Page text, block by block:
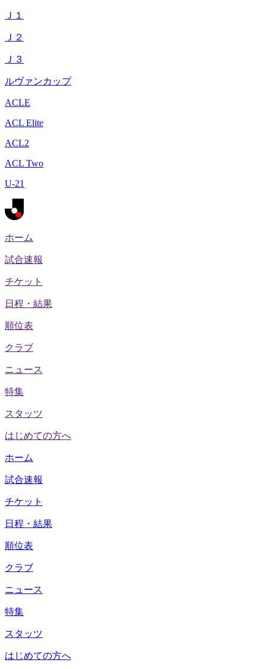
Ｊ１
Ｊ２
Ｊ３
ルヴァンカップ
ACLE
ACL Elite
ACL2
ACL Two
U-21
ホーム
試合速報
チケット
日程・結果
順位表
クラブ
ニュース
特集
スタッツ
はじめての方へ
ホーム
試合速報
チケット
日程・結果
順位表
クラブ
ニュース
特集
スタッツ
はじめての方へ